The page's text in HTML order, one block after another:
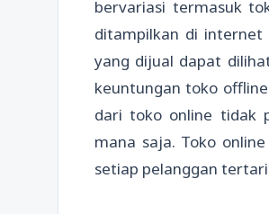
bervariasi termasuk
ditampilkan di
yang dijual dapat
keuntungan toko
dari toko online tidak
mana saja. Toko
setiap pelanggan